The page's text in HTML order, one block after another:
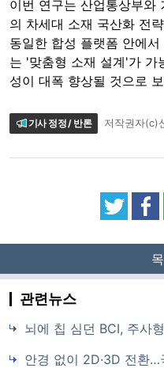
이번 연구는 산업통상부와
의 차세대 소재 국산화 전
동일한 합성 플랫폼 안에
는 '맞춤형 소재 설계'가 가
성이 대폭 향상될 것으로
기사 정정 / 반론 저작권자(c)
관련뉴스
뇌에 칩 심던 BCI, 주사형 무선 제어
안경 없이 2D·3D 전환…국내 연구진,